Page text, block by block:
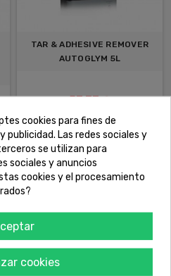
TAR & ADHESIVE REMOVER
AUTOGLYM 5L
57,73 €
COMPRAR
cookies para fines de
publicidad. Las redes sociales y
se utilizan para
sociales y anuncios
cookies y el procesamiento
cookies